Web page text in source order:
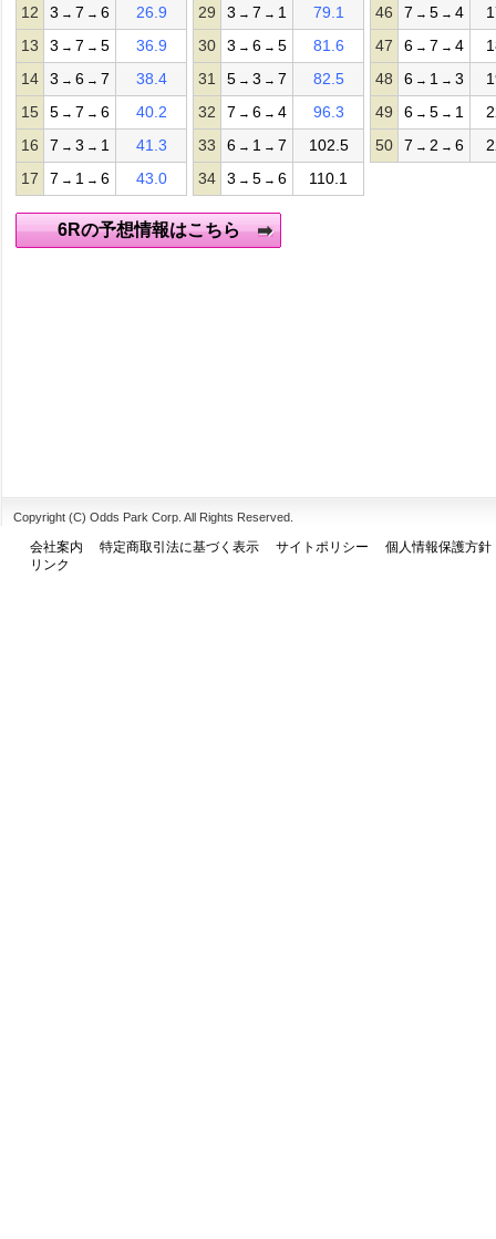
12
3 → 7 → 6
26.9
13
3 → 7 → 5
36.9
14
3 → 6 → 7
38.4
15
5 → 7 → 6
40.2
16
7 → 3 → 1
41.3
17
7 → 1 → 6 43.0
29
3 → 7 → 1
79.1
30
3 → 6 → 5
81.6
31
5 → 3 → 7
82.5
32
7 → 6 → 4
96.3
33
6 → 1 → 7
102.5
34
3 → 5 → 6 110.1
46
7 → 5 → 4
47
6 → 7 → 4
48
6 → 1 → 3
49
6 → 5 → 1
50
7 → 2 → 6
6Rの予想情報はこちら
Copyright (C) Odds Park Corp. All Rights Reserved.
会社案内 特定商取引法に基づく表示 サイトポリシー
個人情報保護方針
リンク